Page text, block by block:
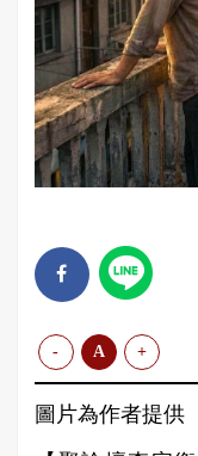
- A +
圖片為作者提供